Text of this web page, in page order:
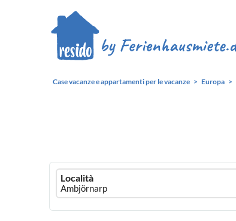
Case vacanze e appartamenti per le vacanze Europa
Ferienhausmiete
logo
Località